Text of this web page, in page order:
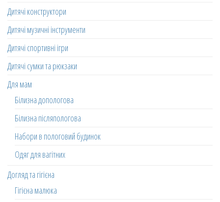
Дитячі конструктори
Дитячі музичні інструменти
Дитячі спортивні ігри
Дитячі сумки та рюкзаки
Для мам
Білизна допологова
Білизна післяпологова
Набори в пологовий будинок
Одяг для вагітних
Догляд та гігієна
Гігієна малюка